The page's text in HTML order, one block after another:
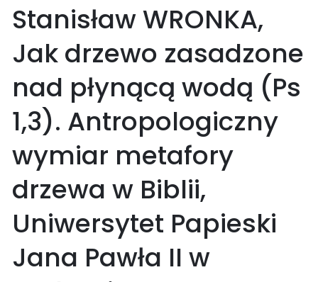
Stanisław WRONKA,
Jak drzewo zasadzone
nad płynącą wodą (Ps
1,3). Antropologiczny
wymiar metafory
drzewa w Biblii,
Uniwersytet Papieski
Jana Pawła II w